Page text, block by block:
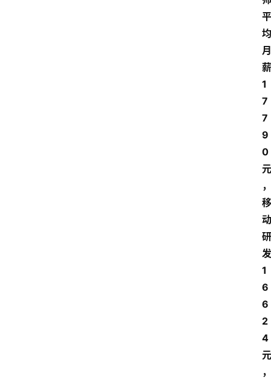
平
均
月
薪
1
7
7
9
0
元
，
移
动
研
发
1
6
6
2
4
元
，